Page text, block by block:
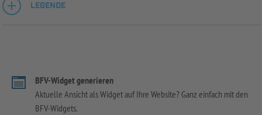
LEGENDE
BFV-Widget generieren
Aktuelle Ansicht als Widget auf Ihre Website? Ganz einfach mit den
BFV-Widgets.